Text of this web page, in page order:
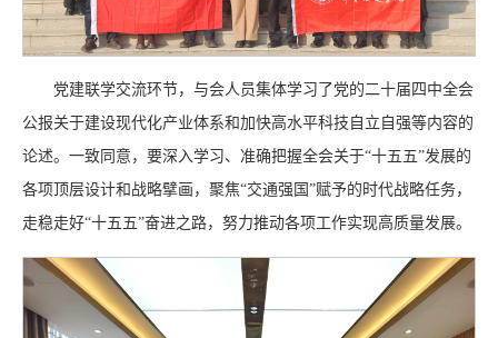
党建联学交流环节，与会人员集体学习了党的二十届四中全会
公报关于建设现代化产业体系和加快高水平科技自立自强等内容的
论述。一致同意，要深入学习、准确把握全会关于“十五五”发展的
各项顶层设计和战略擘画，聚焦“交通强国”赋予的时代战略任务，
走稳走好“十五五”奋进之路，努力推动各项工作实现高质量发展。